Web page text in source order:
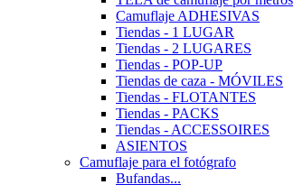
Camuflaje ADHESIVAS
Tiendas - 1 LUGAR
Tiendas - 2 LUGARES
Tiendas - POP-UP
Tiendas de caza - MÓVILES
Tiendas - FLOTANTES
Tiendas - PACKS
Tiendas - ACCESSOIRES
ASIENTOS
Camuflaje para el fotógrafo
Bufandas...